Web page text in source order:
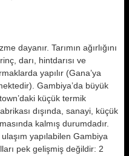
dayanır. Tarımın ağırlığını
darı, hintdarısı ve
yapılır (Gana’ya
Gambiya’da büyük
küçük termik
dışında, sanayi, küçük
kalmış durumdadır.
yapılabilen Gambiya
pek gelişmiş değildir: 2